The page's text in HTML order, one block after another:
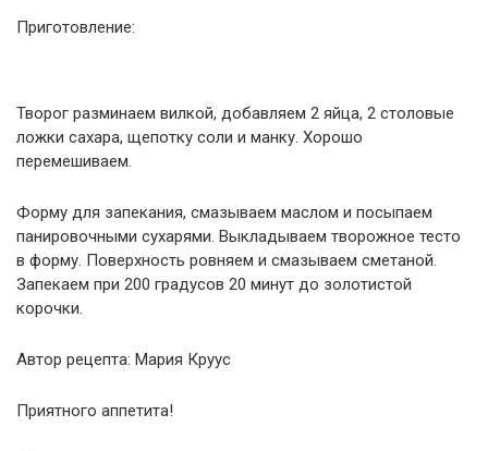
Приготовление:
Творог разминаем вилкой, добавляем 2 яйца, 2 столовые
ложки сахара, щепотку соли и манку. Хорошо
перемешиваем.
Форму для запекания, смазываем маслом и посыпаем
панировочными сухарями. Выкладываем творожное тесто
в форму. Поверхность ровняем и смазываем сметаной.
Запекаем при 200 градусов 20 минут до золотистой
корочки.
Автор рецепта: Мария Круус
Приятного аппетита!